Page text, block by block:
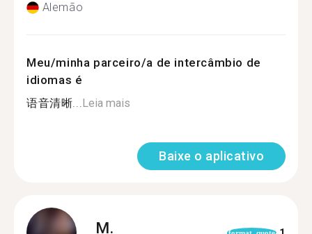
Alemão
Meu/minha parceiro/a de intercâmbio de
idiomas é
语音清晰...Leia mais
Baixe o aplicativo
M.